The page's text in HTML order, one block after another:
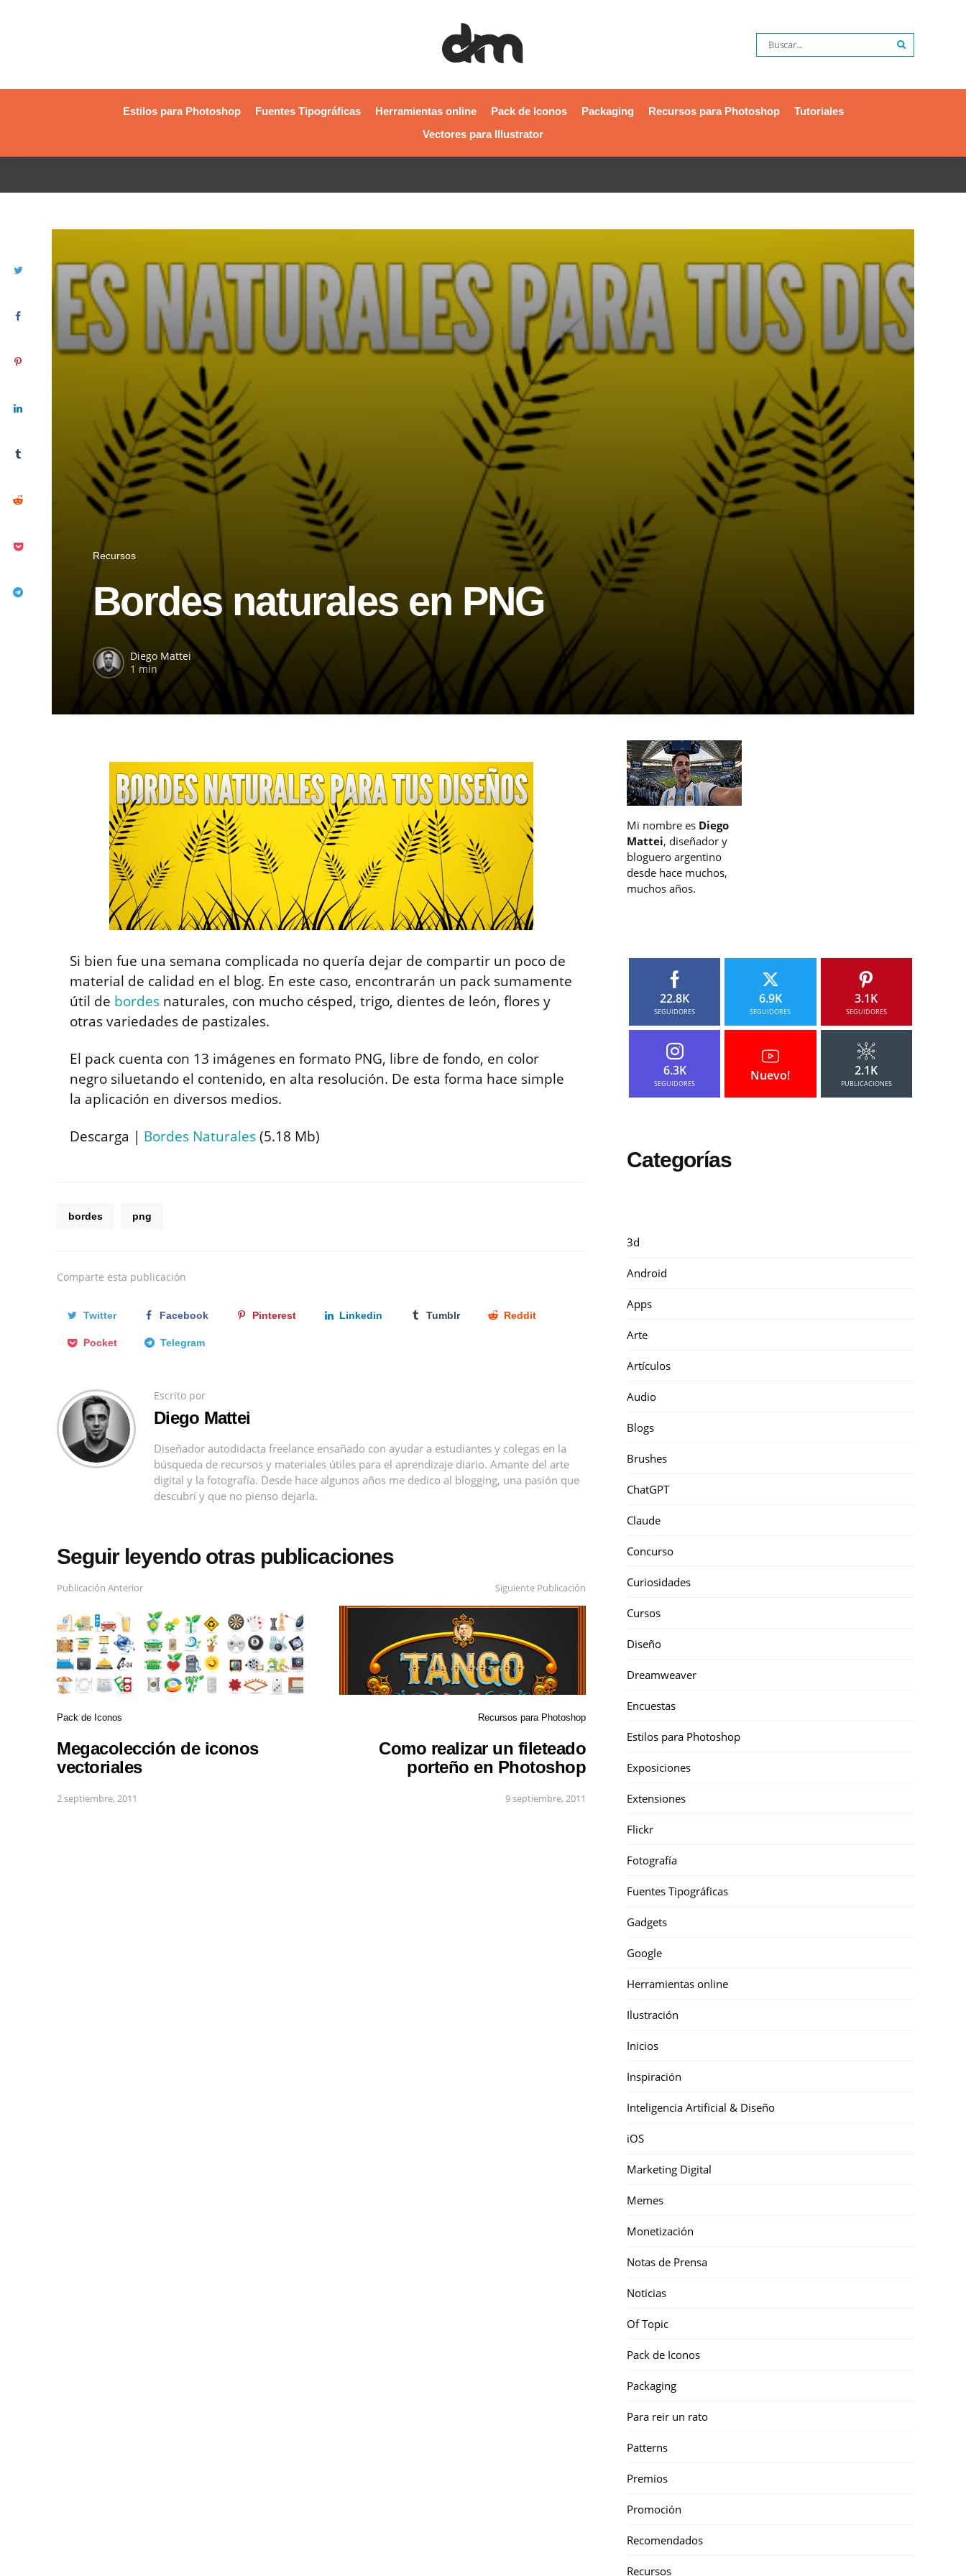
Estilos para Photoshop Fuentes Tipográficas Herramientas online Pack de Iconos Packaging Recursos para Photoshop
Tutoriales
Vectores para Illustrator
Recursos
Bordes naturales en PNG
Diego Mattei
1 min
Si bien fue una semana complicada no quería dejar de compartir un poco de
material de calidad en el blog. En este caso, encontrarán un pack sumamente
útil de bordes naturales, con mucho césped, trigo, dientes de león, flores y
otras variedades de pastizales.
El pack cuenta con 13 imágenes en formato PNG, libre de fondo, en color
negro siluetando el contenido, en alta resolución. De esta forma hace simple
la aplicación en diversos medios.
Descarga | Bordes Naturales(5.18 Mb)
bordes png
Comparte esta publicación
Twitter Facebook Pinterest Linkedin Tumblr Reddit
Pocket Telegram
Escrito por
Diego Mattei
Diseñador autodidacta freelance ensañado con ayudar a estudiantes y colegas en la
búsqueda de recursos y materiales útiles para el aprendizaje diario. Amante del arte
digital y la fotografía. Desde hace algunos años me dedico al blogging, una pasión que
descubrí y que no pienso dejarla.
Seguir leyendo otras publicaciones
Publicación Anterior
Pack de Iconos
Megacolección de iconos
vectoriales
2 septiembre, 2011
Siguiente Publicación
Recursos para Photoshop
Como realizar un fileteado
porteño en Photoshop
9 septiembre, 2011
Mi nombre es Diego
Mattei, diseñador y
bloguero argentino
desde hace muchos,
muchos años.
22.8K
SEGUIDORES
6.9K
SEGUIDORES
3.1K
SEGUIDORES
6.3K
SEGUIDORES
Nuevo! 2.1K
PUBLICACIONES
Categorías
3d
Android
Apps
Arte
Artículos
Audio
Blogs
Brushes
ChatGPT
Claude
Concurso
Curiosidades
Cursos
Diseño
Dreamweaver
Encuestas
Estilos para Photoshop
Exposiciones
Extensiones
Flickr
Fotografía
Fuentes Tipográficas
Gadgets
Google
Herramientas online
Ilustración
Inicios
Inspiración
Inteligencia Artificial & Diseño
iOS
Marketing Digital
Memes
Monetización
Notas de Prensa
Noticias
Of Topic
Pack de Iconos
Packaging
Para reir un rato
Patterns
Premios
Promoción
Recomendados
Recursos